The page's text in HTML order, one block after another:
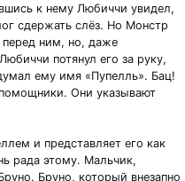
к нему Любиччи увидел,
сдержать слёз. Но Монстр
перед ним, но, даже
потянул его за руку,
ему имя «Пупелль». Бац!
Они указывают
и представляет его как
рада этому. Мальчик,
Бруно, который внезапно